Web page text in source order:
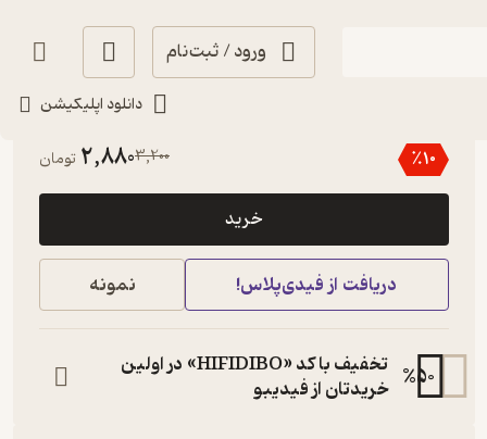
ورود / ثبت‌نام
دانلود اپلیکیشن
٪10
3,200
2,880 تومان
خرید
دریافت از فیدی‌پلاس! نمونه
%50
تخفیف با کد «HIFIDIBO» در اولین
خریدتان از فیدیبو